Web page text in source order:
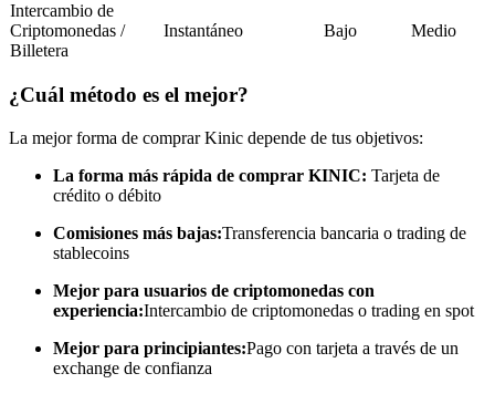
Conviértete en un Trader de Copia
Disfruta del reparto de beneficios y comisiones de copy trading
Intercambio de
Criptomonedas /
Billetera
Instantáneo Bajo Medio
¿Cuál método es el mejor?
La mejor forma de comprar Kinic depende de tus objetivos:
La forma más rápida de comprar KINIC: Tarjeta de
crédito o débito
Comisiones más bajas:Transferencia bancaria o trading de
stablecoins
Mejor para usuarios de criptomonedas con
experiencia:Intercambio de criptomonedas o trading en spot
Mejor para principiantes:Pago con tarjeta a través de un
exchange de confianza